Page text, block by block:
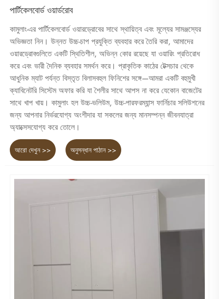
পার্টিকেলবোর্ড ওয়ার্ডরোব
কামুলাং-এর পার্টিকেলবোর্ড ওয়ারড্রোবের সাথে স্থায়িত্ব এবং মূল্যের সামঞ্জস্যের
অভিজ্ঞতা নিন। উন্নত উচ্চ-চাপ প্রযুক্তি ব্যবহার করে তৈরি করা, আমাদের
ওয়ারড্রোবগুলিতে একটি স্থিতিশীল, অভিন্ন কোর রয়েছে যা ওয়ারিং প্রতিরোধ
করে এবং ভারী দৈনিক ব্যবহার সমর্থন করে। প্রাকৃতিক কাঠের টেক্সচার থেকে
আধুনিক ম্যাট পর্যন্ত বিস্তৃত বিলাসবহুল ফিনিশের সঙ্গে—আমরা একটি বহুমুখী
ক্যাবিনেটরি সিস্টেম অফার করি যা শৈলীর সাথে আপস না করে যেকোন বাজেটের
সাথে খাপ খায়। কামুলাং হল উচ্চ-ভলিউম, উচ্চ-পারফরম্যান্স ফার্নিচার সলিউশনের
জন্য আপনার নির্ভরযোগ্য অংশীদার যা সকলের জন্য মানসম্পন্ন জীবনযাত্রা
অ্যাক্সেসযোগ্য করে তোলে।
আরো দেখুন >> অনুসন্ধান পাঠান >>